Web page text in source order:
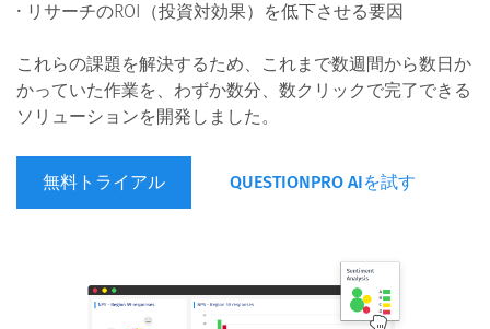
• リサーチのROI（投資対効果）を低下させる要因
これらの課題を解決するため、これまで数週間から数日か
かっていた作業を、わずか数分、数クリックで完了できる
ソリューションを開発しました。
無料トライアル QUESTIONPRO AIを試す